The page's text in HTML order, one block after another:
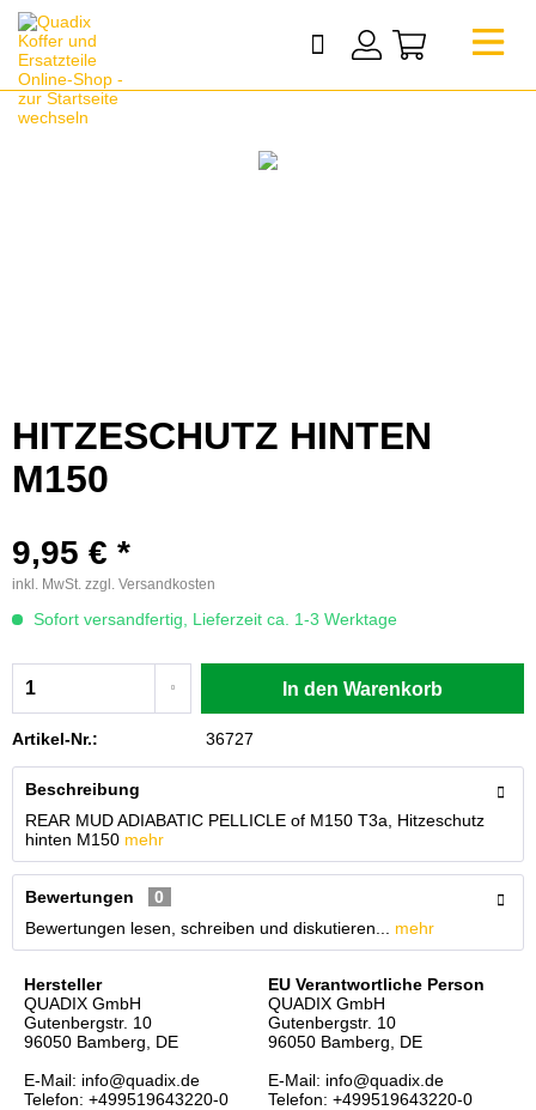
HITZESCHUTZ HINTEN
M150
9,95 € *
inkl. MwSt. zzgl. Versandkosten
Sofort versandfertig, Lieferzeit ca. 1-3 Werktage
In den Warenkorb
Artikel-Nr.: 36727
Beschreibung
REAR MUD ADIABATIC PELLICLE of M150 T3a, Hitzeschutz
hinten M150 mehr
Bewertungen
0
Bewertungen lesen, schreiben und diskutieren...
mehr
Hersteller
QUADIX GmbH
Gutenbergstr. 10
96050 Bamberg, DE
E-Mail: info@quadix.de
Telefon: +499519643220-0
EU Verantwortliche Person
QUADIX GmbH
Gutenbergstr. 10
96050 Bamberg, DE
E-Mail: info@quadix.de
Telefon: +499519643220-0